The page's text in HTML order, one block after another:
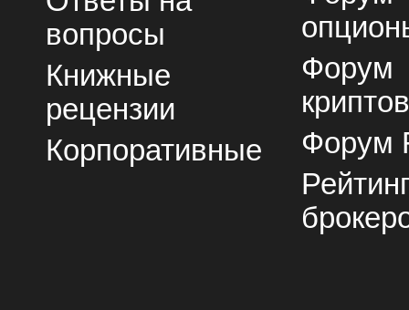
вопросы
Книжные
рецензии
Корпоративные
Форум
Форум